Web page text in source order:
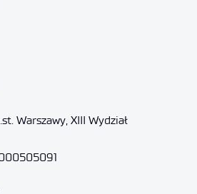
Warszawy, XIII Wydział